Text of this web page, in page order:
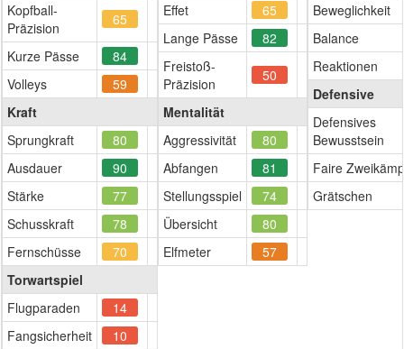
Kopfball-
Präzision
65
Kurze Pässe
84
Volleys
59
Kraft
Sprungkraft
80
Ausdauer
90
Stärke
77
Schusskraft
78
Fernschüsse
70
Torwartspiel
Flugparaden
14
Fangsicherheit
10
Effet
65
Lange Pässe
82
Freistoß-
Präzision
50
Mentalität
Aggressivität
80
Abfangen
81
Stellungsspiel
74
Übersicht
80
Elfmeter
57
Beweglichkeit
Balance
Reaktionen
Defensive
Defensives
Bewusstsein
Faire
Grätschen